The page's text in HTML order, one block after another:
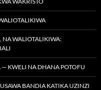
NA WALIOTALIKIWA:
KWELI NA DHANA POTOFU
BANDIA KATIKA UZINZI